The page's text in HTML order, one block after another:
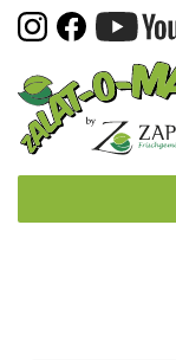
Skip
content